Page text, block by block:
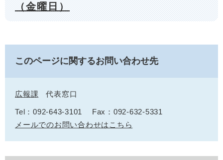
（金曜日）
このページに関するお問い合わせ先
広報課 代表窓口
Tel：092-643-3101
Fax：092-632-5331
メールでのお問い合わせはこちら